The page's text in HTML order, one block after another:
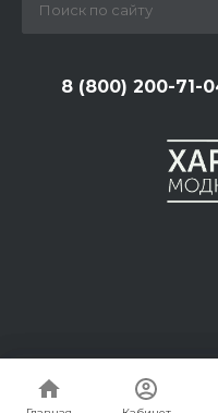
8 (800) 200-71-
© 2026